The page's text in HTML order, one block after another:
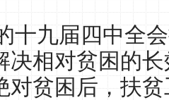
十九届四中全
决相对贫困的
对贫困后，扶